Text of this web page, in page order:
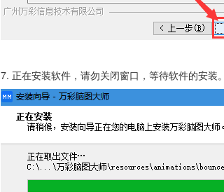
7. 正在安装软件，请勿关闭窗口，等待软件的安装。